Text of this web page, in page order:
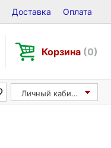
Доставка Оплата
Корзина (0)
Личный кабинет